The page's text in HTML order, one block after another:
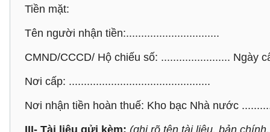
Tiền mặt:
Tên người nhận tiền:...............................
CMND/CCCD/ Hộ chiếu số: ....................... Ngày
Nơi cấp: ...............................................
Nơi nhận tiền hoàn thuế: Kho bạc Nhà nước
III- Tài liệu gửi kèm: (ghi rõ tên tài liệu, bản